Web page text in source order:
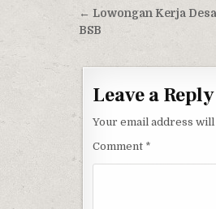
Post
← Lowongan Kerja
BSB
Leave a Reply
Your email address
Comment *